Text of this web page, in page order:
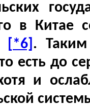
в Китае
[*6] .
есть до
и